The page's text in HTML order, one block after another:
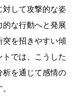
対して攻撃的な姿
な行動へと発展
突を招きやすい傾
では、こうした
析を通じて感情の